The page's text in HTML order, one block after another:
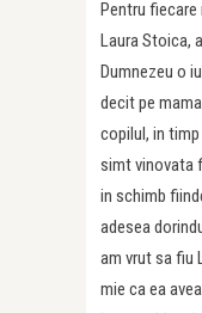
Pentru
Laura Stoica,
Dumnezeu o
decit pe
copilul, in
simt vinovata
in schimb
adesea
am vrut sa fiu
mie ca ea